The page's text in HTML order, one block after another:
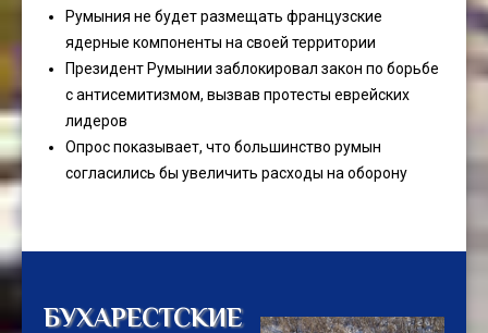
Румыния не будет размещать французские
ядерные компоненты на своей территории
Президент Румынии заблокировал закон по борьбе
с антисемитизмом, вызвав протесты еврейских
лидеров
Опрос показывает, что большинство румын
согласились бы увеличить расходы на оборону
БУХАРЕСТСКИЕ